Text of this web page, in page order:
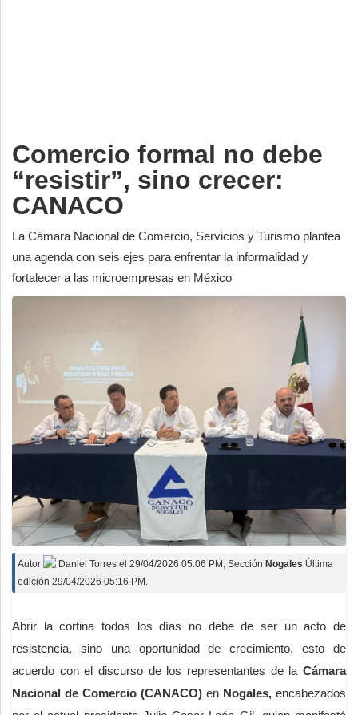
Comercio formal no debe
“resistir”, sino crecer:
CANACO
La Cámara Nacional de Comercio, Servicios y Turismo plantea
una agenda con seis ejes para enfrentar la informalidad y
fortalecer a las microempresas en México
Autor Daniel Torres el 29/04/2026 05:06 PM , Sección Nogales Última
edición 29/04/2026 05:16 PM.
Abrir la cortina todos los días no debe de ser un acto de
resistencia, sino una oportunidad de crecimiento, esto de
acuerdo con el discurso de los representantes de la Cámara
Nacional de Comercio (CANACO) en Nogales, encabezados